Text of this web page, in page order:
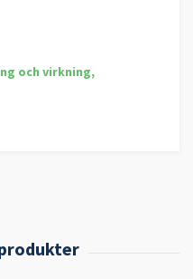
och virkning,